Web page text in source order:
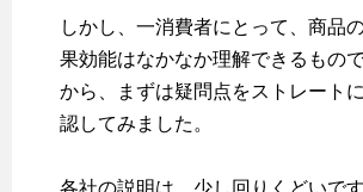
しかし、一消費者にとって、商品
果効能はなかなか理解できるもの
から、まずは疑問点をストレート
認してみました。
各社の説明は、少し回りくどいで